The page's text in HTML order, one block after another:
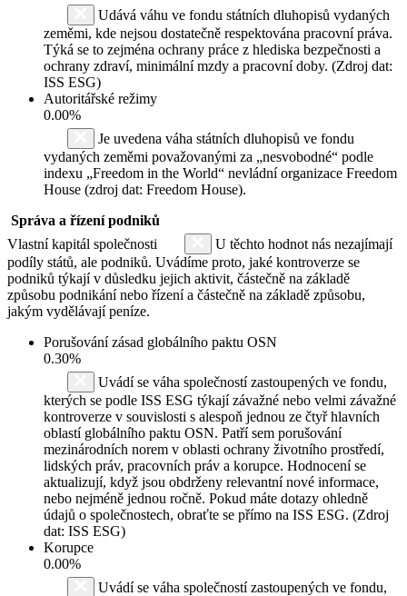
Udává váhu ve fondu státních dluhopisů vydaných
zeměmi, kde nejsou dostatečně respektována pracovní práva.
Týká se to zejména ochrany práce z hlediska bezpečnosti a
ochrany zdraví, minimální mzdy a pracovní doby. (Zdroj dat:
ISS ESG)
Autoritářské režimy
0.00%
Je uvedena váha státních dluhopisů ve fondu
vydaných zeměmi považovanými za „nesvobodné“ podle
indexu „Freedom in the World“ nevládní organizace Freedom
House (zdroj dat: Freedom House).
Správa a řízení podniků
Vlastní kapitál společnosti
U těchto hodnot nás nezajímají
podíly států, ale podniků. Uvádíme proto, jaké kontroverze se
podniků týkají v důsledku jejich aktivit, částečně na základě
způsobu podnikání nebo řízení a částečně na základě způsobu,
jakým vydělávají peníze.
Porušování zásad globálního paktu OSN
0.30%
Uvádí se váha společností zastoupených ve fondu,
kterých se podle ISS ESG týkají závažné nebo velmi závažné
kontroverze v souvislosti s alespoň jednou ze čtyř hlavních
oblastí globálního paktu OSN. Patří sem porušování
mezinárodních norem v oblasti ochrany životního prostředí,
lidských práv, pracovních práv a korupce. Hodnocení se
aktualizují, když jsou obdrženy relevantní nové informace,
nebo nejméně jednou ročně. Pokud máte dotazy ohledně
údajů o společnostech, obraťte se přímo na ISS ESG. (Zdroj
dat: ISS ESG)
Korupce
0.00%
Uvádí se váha společností zastoupených ve fondu,